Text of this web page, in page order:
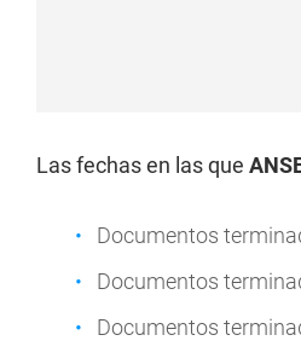
Las fechas en las que
Documentos
Documentos
Documentos